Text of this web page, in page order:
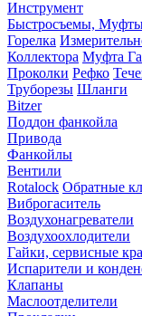
Инструмент
Быстросъемы,
Горелка
Коллектора Муфта
Проколки Рефко
Труборезы Шланги
Bitzer
Поддон фанкойла
Привода
Фанкойлы
Вентили
Rotalock Обратные
Виброгаситель
Воздухонагреватели
Воздухоохлодители
Гайки, сервисные
Испарители и
Клапаны
Маслоотделители